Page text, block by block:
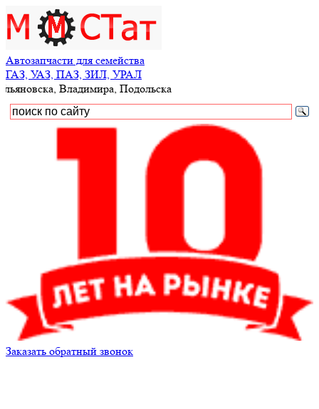
Автозапчасти для семейства
ГАЗ, УАЗ, ПАЗ, ЗИЛ, УРАЛ
Владимира, Подольска
Заказать обратный звонок